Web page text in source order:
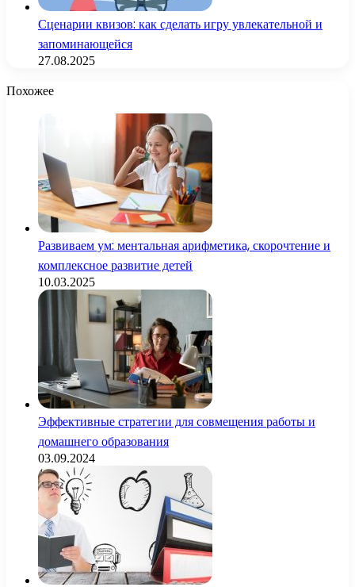
Сценарии квизов: как сделать игру увлекательной и
запоминающейся
27.08.2025
Похожее
Развиваем ум: ментальная арифметика, скорочтение и
комплексное развитие детей
10.03.2025
Эффективные стратегии для совмещения работы и
домашнего образования
03.09.2024